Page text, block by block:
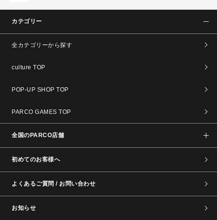
カテゴリー
全カテゴリーから探す
culture TOP
POP-UP SHOP TOP
PARCO GAMES TOP
全国のPARCO店舗
初めてのお客様へ
よくあるご質問 / お問い合わせ
お知らせ